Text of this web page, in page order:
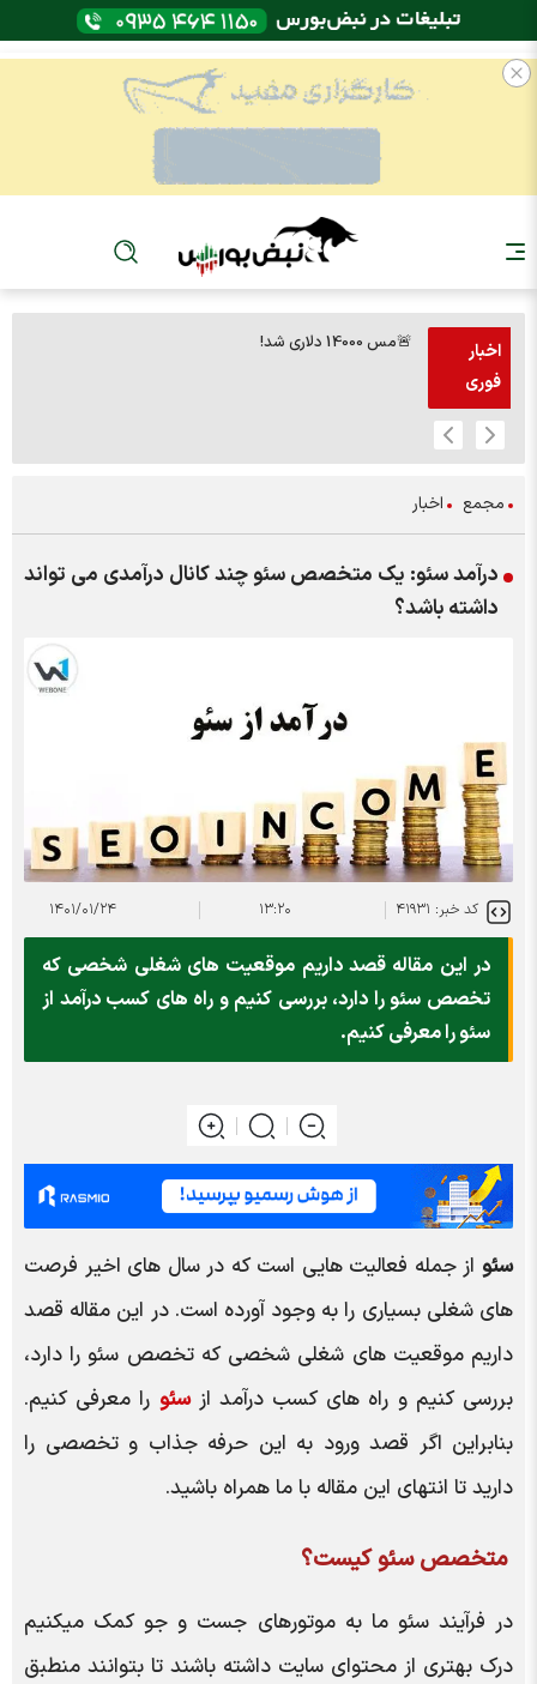
اخبار
فوری
🚨مس 14000 دلاری شد!
مجمع اخبار
درآمد سئو: یک متخصص سئو چند کانال درآمدی می تواند
داشته باشد؟
کد خبر: ۴۱۹۳۱ ۱۳:۲۰ ۱۴۰۱/۰۱/۲۴
در این مقاله قصد داریم موقعیت های شغلی شخصی که
تخصص سئو را دارد، بررسی کنیم و راه های کسب درآمد از
سئو را معرفی کنیم.
سئو از جمله فعالیت هایی است که در سال های اخیر فرصت
های شغلی بسیاری را به وجود آورده است. در این مقاله قصد
داریم موقعیت های شغلی شخصی که تخصص سئو را دارد،
بررسی کنیم و راه های کسب درآمد ازسئو را معرفی کنیم.
بنابراین اگر قصد ورود به این حرفه جذاب و تخصصی را
دارید تا انتهای این مقاله با ما همراه باشید.
متخصص سئو کیست؟
در فرآیند سئو ما به موتورهای جست و جو کمک میکنیم
درک بهتری از محتوای سایت داشته باشند تا بتوانند منطبق